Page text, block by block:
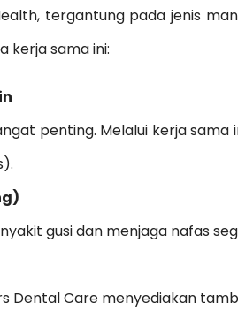
tergantung pada jenis
kerja sama ini:
penting. Melalui kerja
gusi dan menjaga nafas
Dental Care menyediakan